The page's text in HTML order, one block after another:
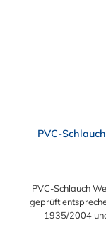
PVC-
PVC-Schlauch Werkstoffe: PVC
geprüft
1935/2004
Druckloses